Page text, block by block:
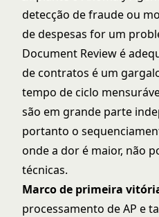
detecção de fraude ou
de despesas for um
Document Review é
de contratos é um
tempo de ciclo
são em grande parte
portanto o
onde a dor é maior, não
técnicas.
Marco de primeira
processamento de AP e